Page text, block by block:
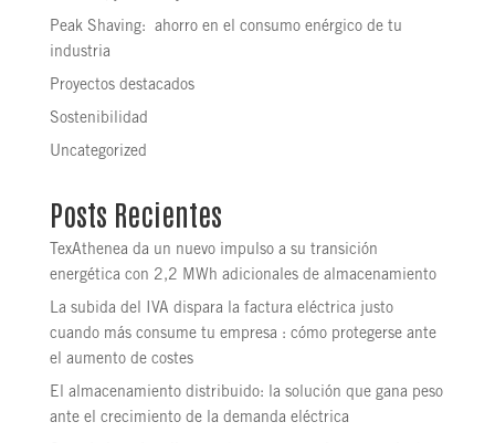
Peak Shaving: ahorro en el consumo enérgico de tu
industria
Proyectos destacados
Sostenibilidad
Uncategorized
Posts Recientes
TexAthenea da un nuevo impulso a su transición
energética con 2,2 MWh adicionales de almacenamiento
La subida del IVA dispara la factura eléctrica justo
cuando más consume tu empresa : cómo protegerse ante
el aumento de costes
El almacenamiento distribuido: la solución que gana peso
ante el crecimiento de la demanda eléctrica